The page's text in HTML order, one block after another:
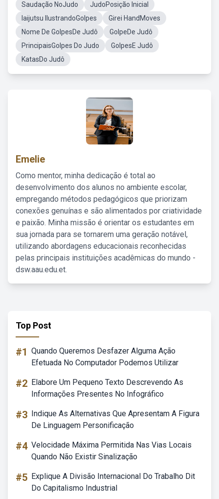
Saudação NoJudo
JudoPosição Inicial
Iaijutsu IlustrandoGolpes
Girei HandMoves
Nome De GolpesDe Judô
GolpeDe Judô
PrincipaisGolpes Do Judo
GolpesE Judô
KatasDo Judô
Emelie
Como mentor, minha dedicação é total ao
desenvolvimento dos alunos no ambiente escolar,
empregando métodos pedagógicos que priorizam
conexões genuínas e são alimentados por criatividade
e paixão. Minha missão é orientar os estudantes em
sua jornada para se tornarem uma geração notável,
utilizando abordagens educacionais reconhecidas
pelas principais instituições acadêmicas do mundo -
dsw.aau.edu.et.
Top Post
#1 Quando Queremos Desfazer Alguma Ação
Efetuada No Computador Podemos Utilizar
#2 Elabore Um Pequeno Texto Descrevendo As
Informações Presentes No Infográfico
#3 Indique As Alternativas Que Apresentam A Figura
De Linguagem Personificação
#4 Velocidade Máxima Permitida Nas Vias Locais
Quando Não Existir Sinalização
#5 Explique A Divisão Internacional Do Trabalho Dit
Do Capitalismo Industrial